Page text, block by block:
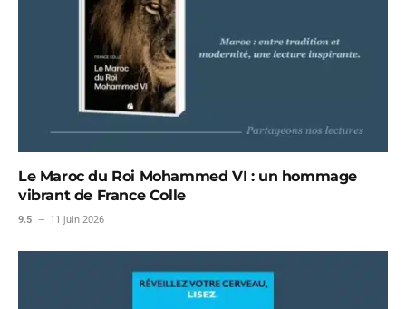
Le Maroc du Roi Mohammed VI : un hommage
vibrant de France Colle
9.5 11 juin 2026